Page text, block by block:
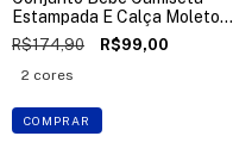
Estampada E Calça Moletom
Up Baby
R$174,90 R$99,00
2 cores
COMPRAR